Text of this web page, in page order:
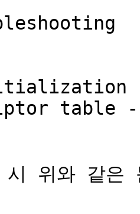
table -
위와 같은